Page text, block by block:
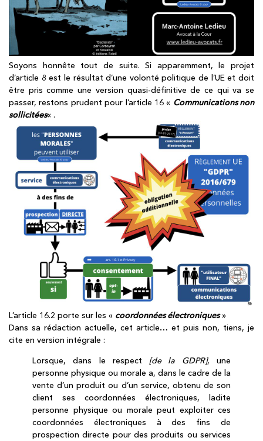
Soyons honnête tout de suite. Si apparemment, le projet
d’article 8 est le résultat d’une volonté politique de l’UE et doit
être pris comme une version quasi-définitive de ce qui va se
passer, restons prudent pour l’article 16 « Communications non
sollicitées« .
L’article 16.2 porte sur les « coordonnées électroniques»
Dans sa rédaction actuelle, cet article… et puis non, tiens, je
cite en version intégrale :
Lorsque, dans le respect [de la GDPR], une
personne physique ou morale a, dans le cadre de la
vente d’un produit ou d’un service, obtenu de son
client ses coordonnées électroniques, ladite
personne physique ou morale peut exploiter ces
coordonnées électroniques à des fins de
prospection directe pour des produits ou services